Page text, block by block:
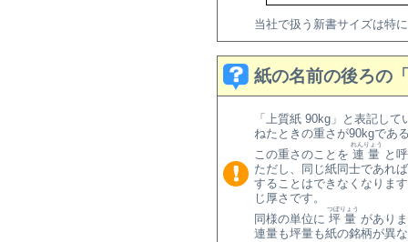
当社で扱う新書サイズは特
紙の名前の後ろの
「上質紙 90kg」と表記し
ねたときの重さが90kgであ
この重さのことを 連量
れんりょう
と
ただし、同じ紙同士であれ
することはできなくなりま
じ厚さです。
同様の単位に 坪量
つぼりょう
があり
連量も坪量も紙の銘柄が異